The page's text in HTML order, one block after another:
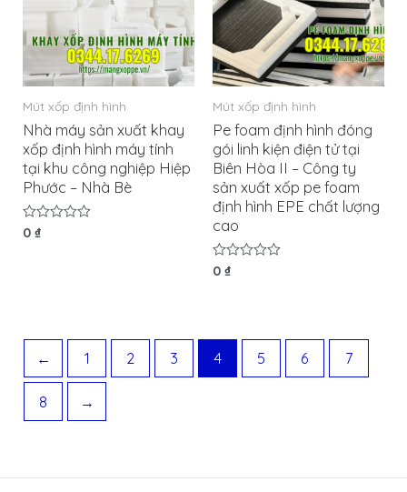
Mút xốp định hình
Nhà máy sản xuất khay
xốp định hình máy tính
tại khu công nghiệp Hiệp
Phước – Nhà Bè
Được
0₫
Mút xốp định hình
Pe foam định hình đóng
gói linh kiện điện tử tại
Biên Hòa II – Công ty
sản xuất xốp pe foam
định hình EPE chất lượng
cao
Được
0 ₫
← 1 2 3 4 5 6 7
8 →